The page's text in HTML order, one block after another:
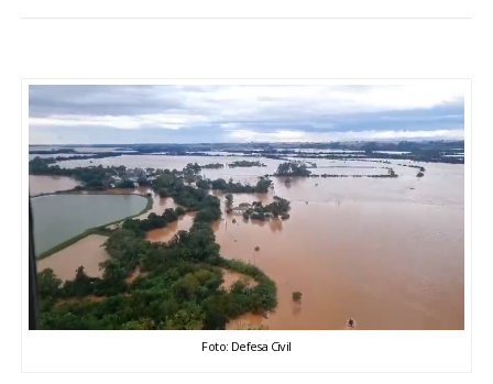
ENTRETENIMENTO
ENQUETE
TV LPB
FOTOS
Foto: Defesa Civil